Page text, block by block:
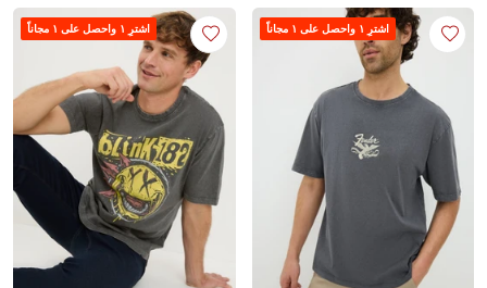
اشترِ ١ واحصل على ١ مجاناً اشترِ ١ واحصل على ١ مجاناً